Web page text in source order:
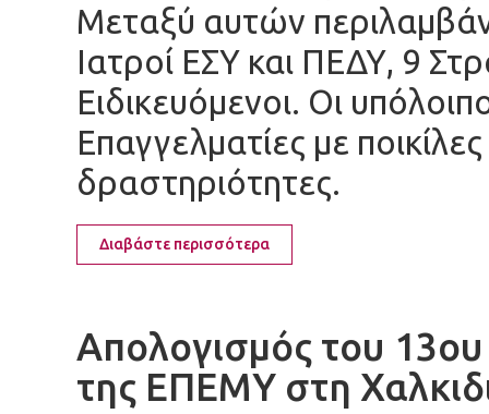
Μεταξύ αυτών
Ιατροί ΕΣΥ και ΠΕΔΥ, 9
Ειδικευόμενοι. Οι
Επαγγελματίες με
δραστηριότητες.
Διαβάστε περισσότερα
Απολογισμός του
της ΕΠΕΜΥ στη